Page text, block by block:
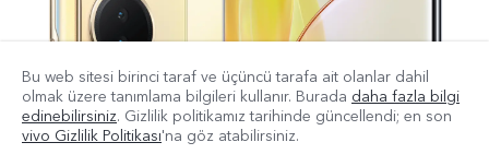
Bu web sitesi birinci taraf ve üçüncü tarafa ait olanlar dahil
olmak üzere tanımlama bilgileri kullanır. Burada daha fazla bilgi
edinebilirsiniz. Gizlilik politikamıztarihinde güncellendi; en son
vivo Gizlilik Politikası'na göz atabilirsiniz.